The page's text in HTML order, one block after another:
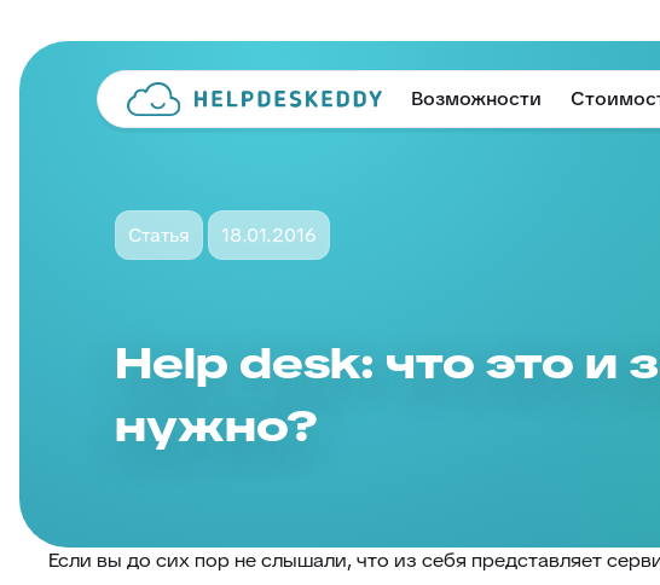
Возможности
Статья 18.01.2016
Help desk: что это и
нужно?
Если вы до сих пор не слышали, что из себя представляет